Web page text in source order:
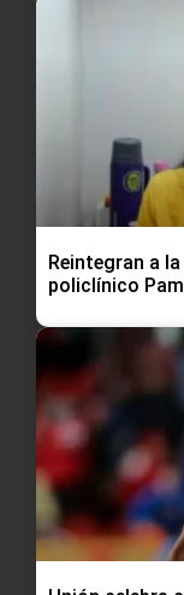
Reintegran a
policlínico